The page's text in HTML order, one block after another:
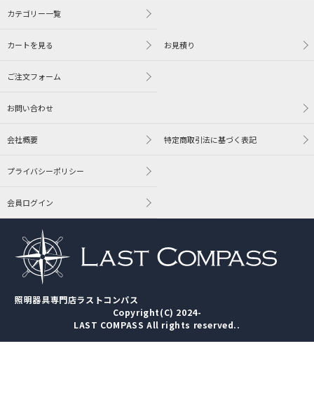
カテゴリー一覧
カートを見る お見積り
ご注文フォーム
お問い合わせ
会社概要 特定商取引法に基づく表記
プライバシーポリシー
会員ログイン
照明器具専門店ラストコンパス
Copyright(C) 2024-
LAST COMPASS All rights reserved..